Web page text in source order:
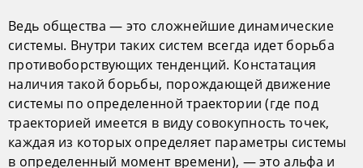
Ведь общества — это сложнейшие динамические
системы. Внутри таких систем всегда идет борьба
противоборствующих тенденций. Констатация
наличия такой борьбы, порождающей движение
системы по определенной траектории (где под
траекторией имеется в виду совокупность точек,
каждая из которых определяет параметры системы
в определенный момент времени), — это альфа и